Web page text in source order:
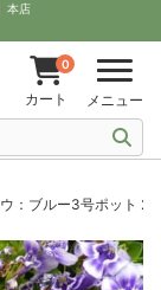
本店
0
カート メニュー
：ブルー3号ポット 2